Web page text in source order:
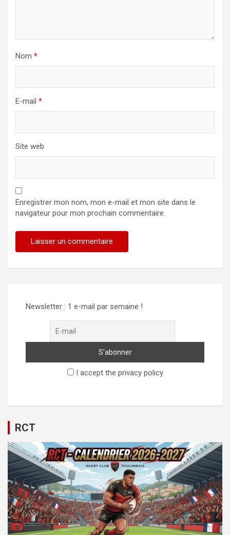
Nom *
E-mail *
Site web
Enregistrer mon nom, mon e-mail et mon site dans le
navigateur pour mon prochain commentaire.
Newsletter : 1 e-mail par semaine !
I accept the privacy policy
RCT